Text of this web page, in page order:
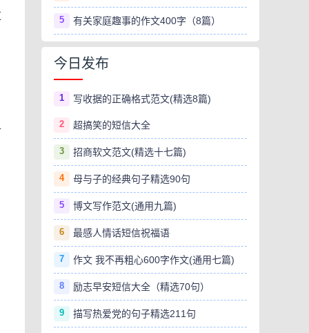
5 有关家庭趣事的作文400字（8篇）
今日发布
1 写收据的正确格式范文(精选8篇)
2 超搞笑的短信大全
3 招商软文范文(精选十七篇)
4 母与子的经典句子精选90句
5 博文写作范文(通用九篇)
6 最感人情话短信祝福语
7 作文 我不再粗心600字作文(通用七篇)
8 励志早安短信大全（精选70句）
9 描写热爱党的句子精选211句